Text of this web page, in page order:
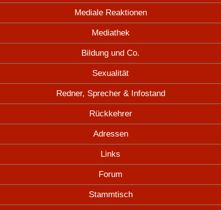
Mediale Reaktionen
Mediathek
Bildung und Co.
Sexualität
Redner, Sprecher & Infostand
Rückkehrer
Adressen
Links
Forum
Stammtisch